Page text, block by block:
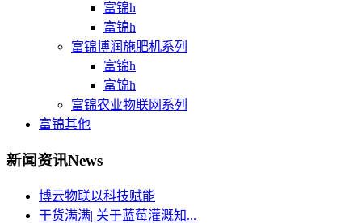
富锦h
富锦h
富锦博润施肥机系列
富锦h
富锦h
富锦农业物联网系列
富锦其他
新闻资讯News
博云物联以科技赋能
干货满满| 关于蓝莓灌溉知...